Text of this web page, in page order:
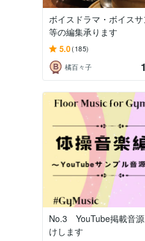
ボイスドラマ・ボイス
等の編集承ります
5.0(185)
橘百々子
No.3 YouTube掲載音
けします